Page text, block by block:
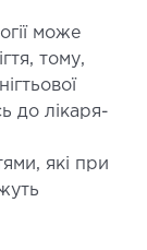
може
тому,
до лікаря-
які при